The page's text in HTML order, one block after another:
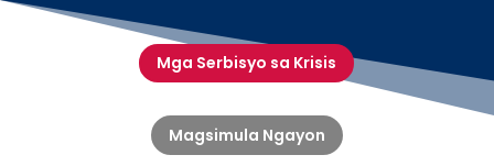
Mga Serbisyo sa Krisis
Magsimula Ngayon